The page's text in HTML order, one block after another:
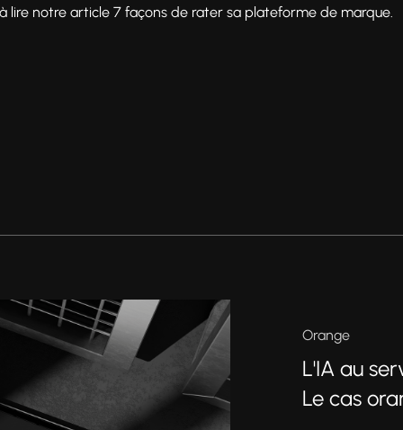
lire notre article 7 façons de rater sa plateforme de marque.
Orange
L'IA au
Le cas